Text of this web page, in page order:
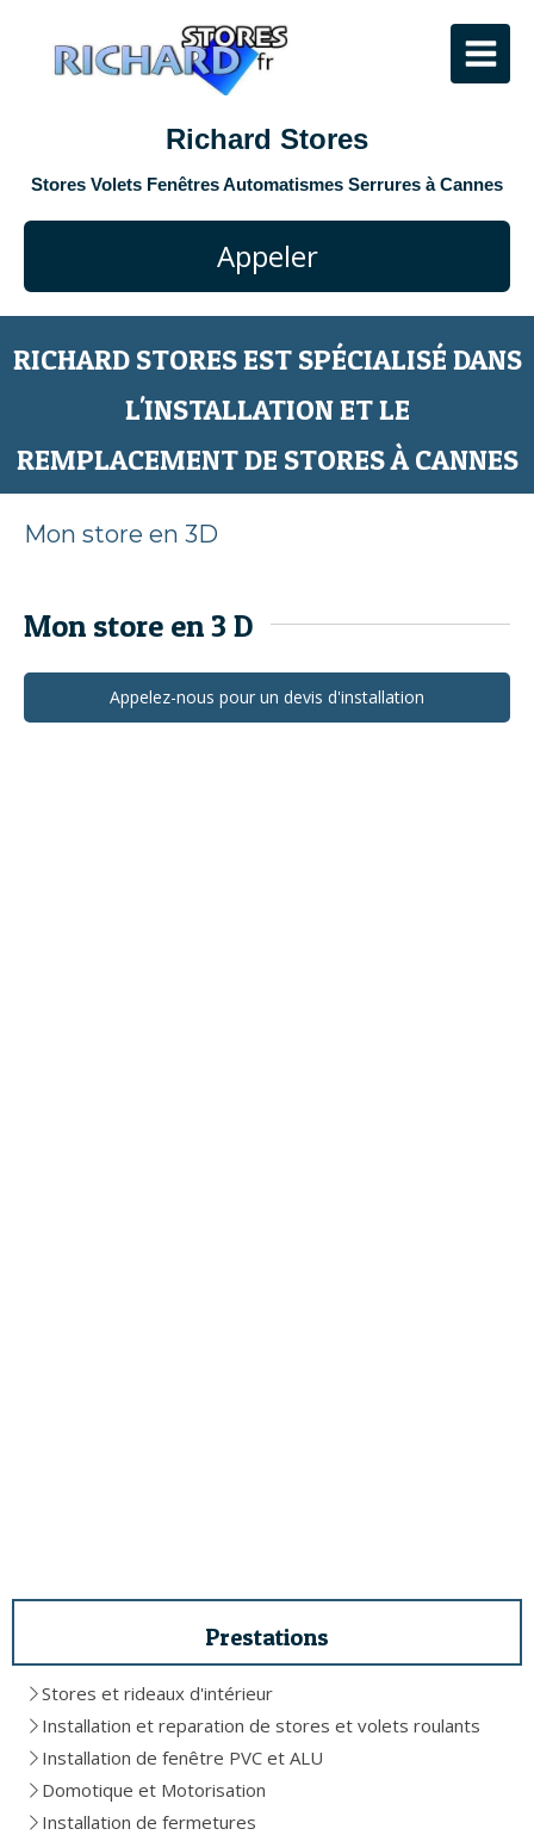
Richard Stores
Stores Volets Fenêtres Automatismes Serrures à Cannes
Appeler
RICHARD STORES EST SPÉCIALISÉ DANS
L'INSTALLATION ET LE
REMPLACEMENT DE STORES À CANNES
Mon store en 3D
Mon store en 3 D
Appelez-nous pour un devis d'installation
Prestations
Stores et rideaux d'intérieur
Installation et reparation de stores et volets roulants
Installation de fenêtre PVC et ALU
Domotique et Motorisation
Installation de fermetures